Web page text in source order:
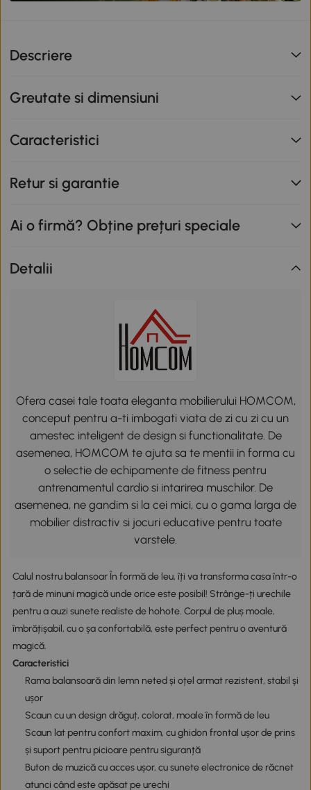
Descriere
Greutate si dimensiuni
Caracteristici
Retur si garantie
Ai o firmă? Obține prețuri speciale
Detalii
Ofera casei tale toata eleganta mobilierului HOMCOM,
conceput pentru a-ti imbogati viata de zi cu zi cu un
amestec inteligent de design si functionalitate. De
asemenea, HOMCOM te ajuta sa te mentii in forma cu
o selectie de echipamente de fitness pentru
antrenamentul cardio si intarirea muschilor. De
asemenea, ne gandim si la cei mici, cu o gama larga de
mobilier distractiv si jocuri educative pentru toate
varstele.
Calul nostru balansoar În formă de leu, îți va transforma casa într-o
țară de minuni magică unde orice este posibil! Strânge-ți urechile
pentru a auzi sunete realiste de hohote. Corpul de pluș moale,
îmbrățișabil, cu o șa confortabilă, este perfect pentru o aventură
magică.
Caracteristici
Rama balansoară din lemn neted și oțel armat rezistent, stabil și
ușor
Scaun cu un design drăguț, colorat, moale în formă de leu
Scaun lat pentru confort maxim, cu ghidon frontal ușor de prins
și suport pentru picioare pentru siguranță
Buton de muzică cu acces ușor, cu sunete electronice de răcnet
atunci când este apăsat pe urechi